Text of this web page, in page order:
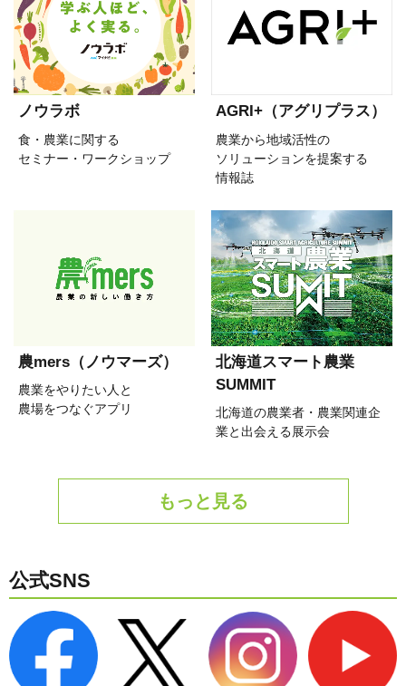
ノウラボ
食・農業に関する
セミナー・ワークショップ
AGRI+（アグリプラス）
農業から地域活性の
ソリューションを提案する
情報誌
農mers（ノウマーズ）
農業をやりたい人と
農場をつなぐアプリ
北海道スマート農業
SUMMIT
北海道の農業者・農業関連企
業と出会える展示会
もっと見る
公式SNS